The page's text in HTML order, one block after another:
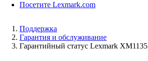
Посетите Lexmark.com
Поддержка
Гарантия и обслуживание
Гарантийный статус Lexmark XM1135